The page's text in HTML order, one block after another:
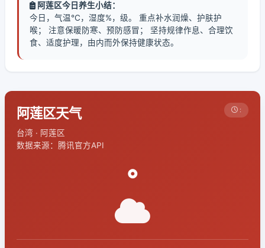
阿莲区今日养生小结：
今日，气温℃，湿度%，级。 重点补水润燥、护肤护
喉； 注意保暖防寒、预防感冒； 坚持规律作息、合理饮
食、适度护理，由内而外保持健康状态。
阿莲区天气
台湾 · 阿莲区
数据来源：腾讯官方API
:
°